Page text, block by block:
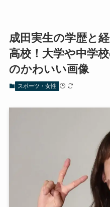
成田実生の学歴と
高校！大学や中学
のかわいい画像
スポーツ・女性